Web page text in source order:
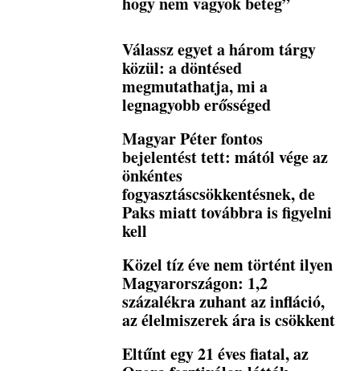
Válassz egyet a három tárgy
közül: a döntésed
megmutathatja, mi a
legnagyobb erősséged
Magyar Péter fontos
bejelentést tett: mától vége az
önkéntes
fogyasztáscsökkentésnek, de
Paks miatt továbbra is figyelni
kell
Közel tíz éve nem történt ilyen
Magyarországon: 1,2
százalékra zuhant az infláció,
az élelmiszerek ára is csökkent
Eltűnt egy 21 éves fiatal, az